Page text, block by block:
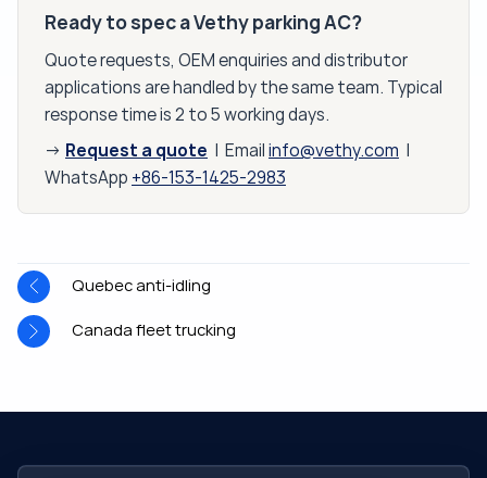
Ready to spec a Vethy parking AC?
Quote requests, OEM enquiries and distributor
applications are handled by the same team. Typical
response time is 2 to 5 working days.
→ Request a quote | Email info@vethy.com |
WhatsApp +86-153-1425-2983
Quebec anti-idling
Canada fleet trucking